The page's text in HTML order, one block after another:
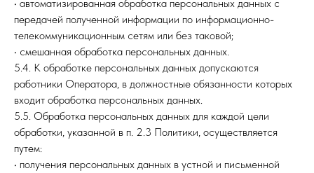
• автоматизированная обработка персональных данных с
передачей полученной информации по информационно-
телекоммуникационным сетям или без таковой;
• смешанная обработка персональных данных.
5.4. К обработке персональных данных допускаются
работники Оператора, в должностные обязанности которых
входит обработка персональных данных.
5.5. Обработка персональных данных для каждой цели
обработки, указанной в п. 2.3 Политики, осуществляется
путем:
• получения персональных данных в устной и письменной